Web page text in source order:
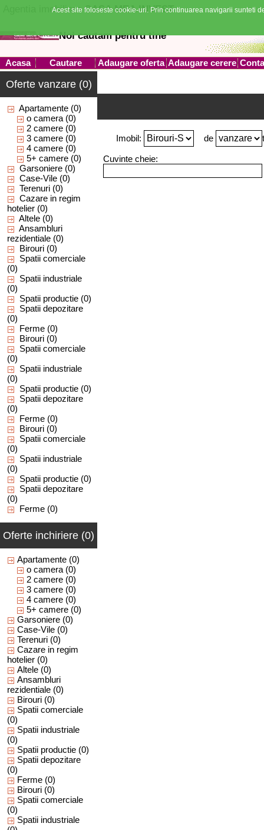
Agentia imobiliara CASA MEA INVEST
Noi cautam pentru tine
Acasa Cautare Adaugare oferta Adaugare cerere
Oferte vanzare (0)
Apartamente (0)
o camera (0)
2 camere (0)
3 camere (0)
4 camere (0)
5+ camere (0)
Garsoniere (0)
Case-Vile (0)
Terenuri (0)
Cazare in regim
hotelier (0)
Altele (0)
Ansambluri
rezidentiale (0)
Birouri (0)
Spatii comerciale
(0)
Spatii industriale
(0)
Spatii productie (0)
Spatii depozitare
(0)
Ferme (0)
Birouri (0)
Spatii comerciale
(0)
Spatii industriale
(0)
Spatii productie (0)
Spatii depozitare
(0)
Ferme (0)
Birouri (0)
Spatii comerciale
(0)
Spatii industriale
(0)
Spatii productie (0)
Spatii depozitare
(0)
Ferme (0)
Oferte inchiriere (0)
Apartamente (0)
o camera (0)
2 camere (0)
3 camere (0)
4 camere (0)
5+ camere (0)
Garsoniere (0)
Case-Vile (0)
Terenuri (0)
Cazare in regim
hotelier (0)
Altele (0)
Ansambluri
rezidentiale (0)
Birouri (0)
Spatii comerciale
(0)
Spatii industriale
(0)
Spatii productie (0)
Spatii depozitare
(0)
Ferme (0)
Birouri (0)
Spatii comerciale
(0)
Spatii industriale
Imobil: de
Cuvinte cheie:
Acest site foloseste cookie-uri. Prin continuarea navigarii sunteti